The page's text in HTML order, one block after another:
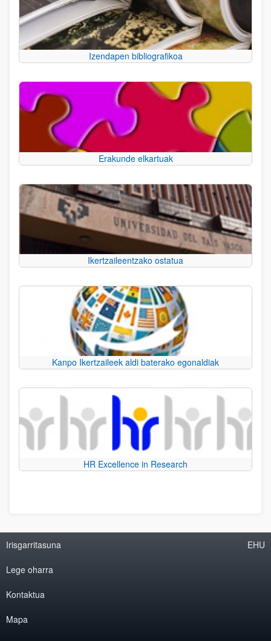
Izendapen bibliografikoa
Erakunde elkartuak
Ikertzaileentzako ostatua
Kanpo Ikertzaileek aldi baterako egonaldiak
HR Excellence in Research
Irisgarritasuna
Lege oharra
Kontaktua
Mapa
EHU